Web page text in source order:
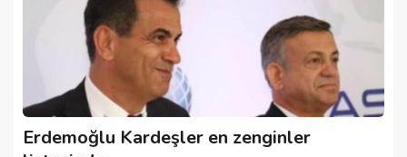
Erdemoğlu Kardeşler en zenginler